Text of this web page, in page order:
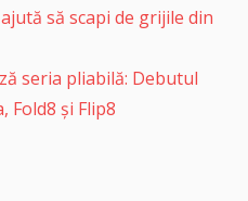
să scapi de grijile din
seria pliabilă: Debutul
Fold8 și Flip8